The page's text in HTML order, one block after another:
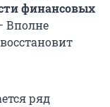
финансовых
Вполне
ряд